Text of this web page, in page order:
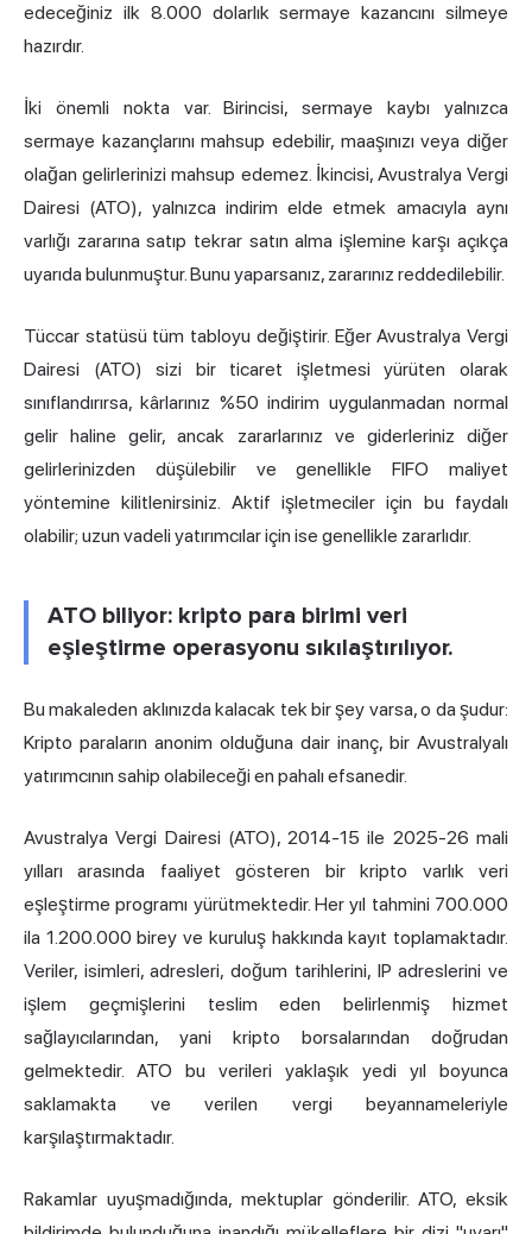
edeceğiniz ilk 8.000 dolarlık sermaye kazancını silmeye
hazırdır.
İki önemli nokta var. Birincisi, sermaye kaybı yalnızca
sermaye kazançlarını mahsup edebilir, maaşınızı veya diğer
olağan gelirlerinizi mahsup edemez. İkincisi, Avustralya Vergi
Dairesi (ATO), yalnızca indirim elde etmek amacıyla aynı
varlığı zararına satıp tekrar satın alma işlemine karşı açıkça
uyarıda bulunmuştur. Bunu yaparsanız, zararınız reddedilebilir.
Tüccar statüsü tüm tabloyu değiştirir. Eğer Avustralya Vergi
Dairesi (ATO) sizi bir ticaret işletmesi yürüten olarak
sınıflandırırsa, kârlarınız %50 indirim uygulanmadan normal
gelir haline gelir, ancak zararlarınız ve giderleriniz diğer
gelirlerinizden düşülebilir ve genellikle FIFO maliyet
yöntemine kilitlenirsiniz. Aktif işletmeciler için bu faydalı
olabilir; uzun vadeli yatırımcılar için ise genellikle zararlıdır.
ATO biliyor: kripto para birimi veri
eşleştirme operasyonu sıkılaştırılıyor.
Bu makaleden aklınızda kalacak tek bir şey varsa, o da şudur:
Kripto paraların anonim olduğuna dair inanç, bir Avustralyalı
yatırımcının sahip olabileceği en pahalı efsanedir.
Avustralya Vergi Dairesi (ATO), 2014-15 ile 2025-26 mali
yılları arasında faaliyet gösteren bir kripto varlık veri
eşleştirme programı yürütmektedir. Her yıl tahmini 700.000
ila 1.200.000 birey ve kuruluş hakkında kayıt toplamaktadır.
Veriler, isimleri, adresleri, doğum tarihlerini, IP adreslerini ve
işlem geçmişlerini teslim eden belirlenmiş hizmet
sağlayıcılarından, yani kripto borsalarından doğrudan
gelmektedir. ATO bu verileri yaklaşık yedi yıl boyunca
saklamakta ve verilen vergi beyannameleriyle
karşılaştırmaktadır.
Rakamlar uyuşmadığında, mektuplar gönderilir. ATO, eksik